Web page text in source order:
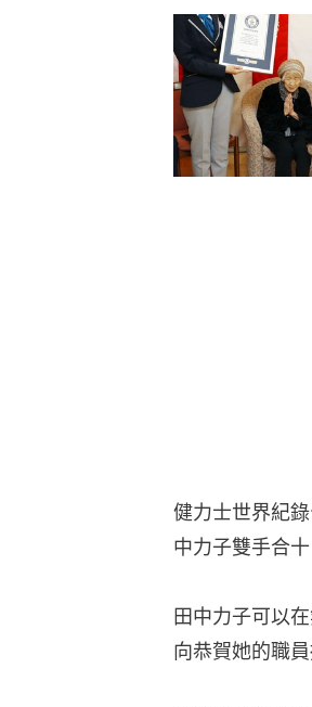
健力士世界紀
中力子雙手合
田中力子可以
向恭賀她的職